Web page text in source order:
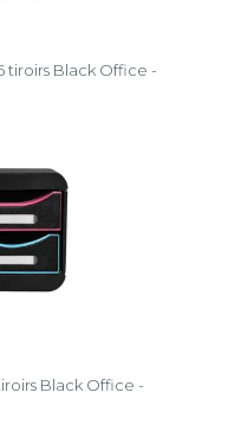
tiroirs Black Office -
Black Office -